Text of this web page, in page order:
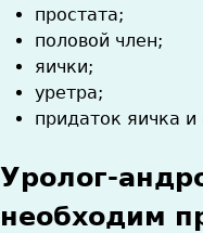
простата;
половой член;
яички;
уретра;
придаток яичка и
Уролог-
необходим